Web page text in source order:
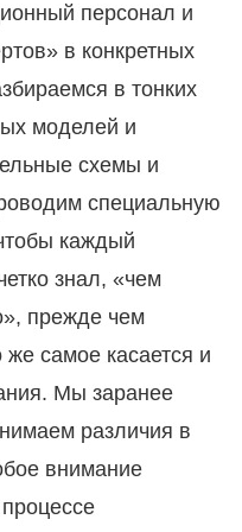
персонал и
в конкретных
в тонких
моделей и
схемы и
специальную
каждый
знал, «чем
прежде чем
же самое касается и
Мы заранее
различия в
внимание